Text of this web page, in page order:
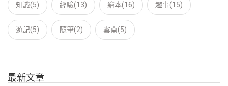
知識(5) 經驗(13) 繪本(16) 趣事(15)
遊記(5) 隨筆(2) 雲南(5)
最新文章